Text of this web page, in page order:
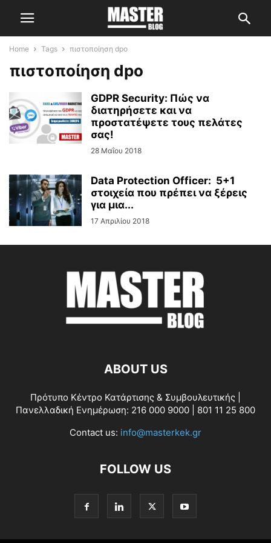
Home Tags πιστοποίηση dpo
πιστοποίηση dpo
GDPR Security: Πώς να
διατηρήσετε και να
προστατέψετε τους πελάτες
σας!
28 Μαΐου 2018
Data Protection Officer: 5+1
στοιχεία που πρέπει να ξέρεις
για μια...
17 Απριλίου 2018
ABOUT US
Πρότυπο Κέντρο Κατάρτισης & Συμβουλευτικής |
Πανελλαδική Ενημέρωση: 216 000 9000 | 801 11 25 800
Contact us: info@masterkek.gr
FOLLOW US